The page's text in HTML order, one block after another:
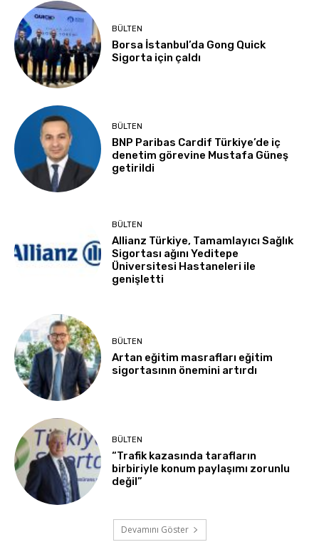
BÜLTEN
Borsa İstanbul’da Gong Quick
Sigorta için çaldı
BÜLTEN
BNP Paribas Cardif Türkiye’de iç
denetim görevine Mustafa Güneş
getirildi
BÜLTEN
Allianz Türkiye, Tamamlayıcı Sağlık
Sigortası ağını Yeditepe
Üniversitesi Hastaneleri ile
genişletti
BÜLTEN
Artan eğitim masrafları eğitim
sigortasının önemini artırdı
BÜLTEN
“Trafik kazasında tarafların
birbiriyle konum paylaşımı zorunlu
değil”
Devamını Göster